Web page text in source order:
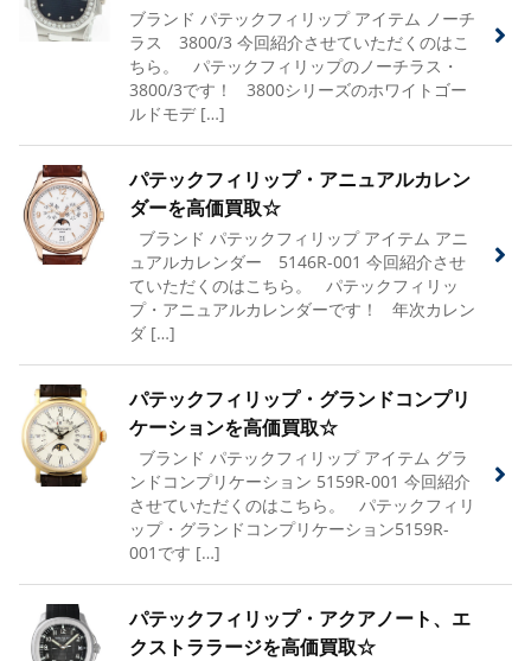
ブランド パテックフィリップ アイテム ノーチ
ラス 3800/3 今回紹介させていただくのはこ
ちら。 パテックフィリップのノーチラス・
3800/3です！ 3800シリーズのホワイトゴー
ルドモデ […]
パテックフィリップ・アニュアルカレン
ダーを高価買取☆
ブランド パテックフィリップ アイテム アニ
ュアルカレンダー 5146R-001 今回紹介させ
ていただくのはこちら。 パテックフィリッ
プ・アニュアルカレンダーです！ 年次カレン
ダ […]
パテックフィリップ・グランドコンプリ
ケーションを高価買取☆
ブランド パテックフィリップ アイテム グラ
ンドコンプリケーション 5159R-001 今回紹介
させていただくのはこちら。 パテックフィリ
ップ・グランドコンプリケーション5159R-
001です […]
パテックフィリップ・アクアノート、エ
クストララージを高価買取☆